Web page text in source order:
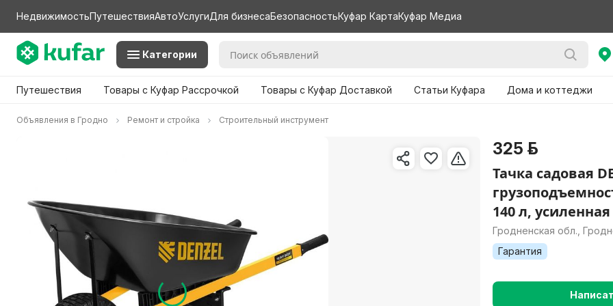
НедвижимостьПутешествияАвтоУслугиДля бизнесаБезопасностьКуфар КартаКуфар Медиа
Категории
Путешествия Товары с Куфар Рассрочкой Товары с Куфар Доставкой Статьи Куфара Дома и коттеджи
Объявления в Гродно Ремонт и стройка Строительный инструмент
325 р.
Тачка садовая
140 л, усиленная
Гродненская обл.,
Гарантия